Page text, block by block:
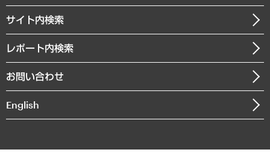
まちづくり・観光・交通・スポーツ・スマートシティ
自然資源・農林水産業・食料システム
受託・受注実績（官公庁関連）
メディア掲載・出演
沿革
組織図・本部部室紹介
インドネシア現地法人
個人情報保護方針
お知らせ
サイト内検索
レポート内検索
お問い合わせ
English